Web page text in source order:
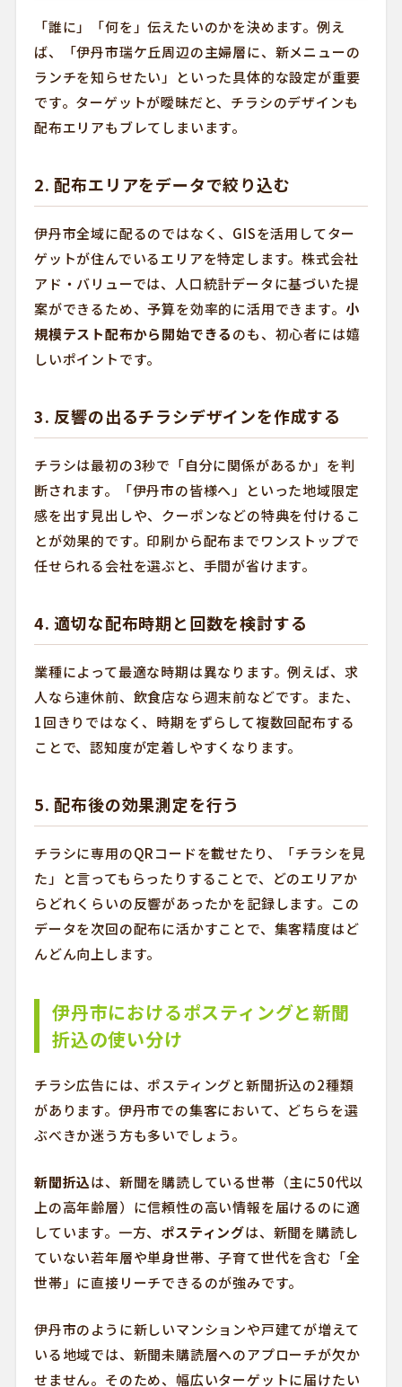
「誰に」「何を」伝えたいのかを決めます。例え
ば、「伊丹市瑞ケ丘周辺の主婦層に、新メニューの
ランチを知らせたい」といった具体的な設定が重要
です。ターゲットが曖昧だと、チラシのデザインも
配布エリアもブレてしまいます。
2. 配布エリアをデータで絞り込む
伊丹市全域に配るのではなく、GISを活用してター
ゲットが住んでいるエリアを特定します。株式会社
アド・バリューでは、人口統計データに基づいた提
案ができるため、予算を効率的に活用できます。 小
規模テスト配布から開始できるのも、初心者には嬉
しいポイントです。
3. 反響の出るチラシデザインを作成する
チラシは最初の3秒で「自分に関係があるか」を判
断されます。「伊丹市の皆様へ」といった地域限定
感を出す見出しや、クーポンなどの特典を付けるこ
とが効果的です。印刷から配布までワンストップで
任せられる会社を選ぶと、手間が省けます。
4. 適切な配布時期と回数を検討する
業種によって最適な時期は異なります。例えば、求
人なら連休前、飲食店なら週末前などです。また、
1回きりではなく、時期をずらして複数回配布する
ことで、認知度が定着しやすくなります。
5. 配布後の効果測定を行う
チラシに専用のQRコードを載せたり、「チラシを見
た」と言ってもらったりすることで、どのエリアか
らどれくらいの反響があったかを記録します。この
データを次回の配布に活かすことで、集客精度はど
んどん向上します。
伊丹市におけるポスティングと新聞
折込の使い分け
チラシ広告には、ポスティングと新聞折込の2種類
があります。伊丹市での集客において、どちらを選
ぶべきか迷う方も多いでしょう。
新聞折込は、新聞を購読している世帯（主に50代以
上の高年齢層）に信頼性の高い情報を届けるのに適
しています。一方、 ポスティングは、新聞を購読し
ていない若年層や単身世帯、子育て世代を含む「全
世帯」に直接リーチできるのが強みです。
伊丹市のように新しいマンションや戸建てが増えて
いる地域では、新聞未購読層へのアプローチが欠か
せません。そのため、幅広いターゲットに届けたい